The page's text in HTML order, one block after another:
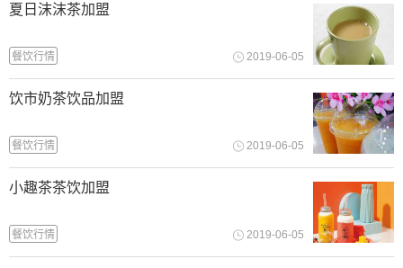
夏日沫沫茶加盟
2019-06-05
餐饮行情
饮市奶茶饮品加盟
2019-06-05
餐饮行情
小趣茶茶饮加盟
2019-06-05
餐饮行情